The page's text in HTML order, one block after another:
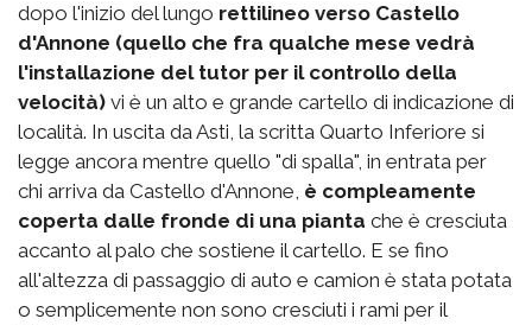
dopo l'inizio del lungo rettilineo verso Castello
d'Annone (quello che fra qualche mese vedrà
l'installazione del tutor per il controllo della
velocità) vi è un alto e grande cartello di indicazione di
località. In uscita da Asti, la scritta Quarto Inferiore si
legge ancora mentre quello "di spalla", in entrata per
chi arriva da Castello d'Annone, è compleamente
coperta dalle fronde di una pianta che è cresciuta
accanto al palo che sostiene il cartello. E se fino
all'altezza di passaggio di auto e camion è stata potata
o semplicemente non sono cresciuti i rami per il